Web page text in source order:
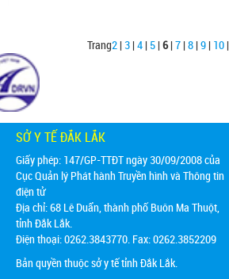
Trang2| 3| 4| 5| 6| 7| 8| 9| 10|
SỞ Y TẾ ĐẮK LẮK
Giấy phép: 147/GP-TTĐT ngày 30/09/2008 của
Cục Quản lý Phát hành Truyền hình và Thông tin
điện tử
Địa chỉ:68 Lê Duẩn, thành phố Buôn Ma Thuột,
tỉnh Đắk Lắk.
Điện thoại: 0262.3843770. Fax: 0262.3852209
Bản quyền thuộc sở y tế tỉnh Đắk Lắk.